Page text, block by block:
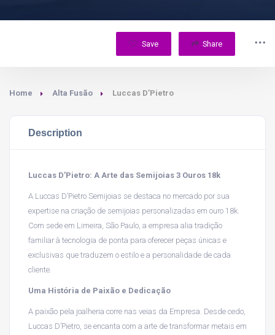
Save Share
Home Alta Fusão Luccas D’Pietro
Description
Luccas D’Pietro: A Arte das Semijoias 3 Ouros 18k
A Luccas D’Pietro Semijoias se destaca no mercado por sua
expertise na criação de semijoias personalizadas em ouro 18k.
Com sede em Limeira, São Paulo, a empresa alia tradição
familiar à tecnologia de ponta para oferecer peças únicas e
exclusivas que traduzem o estilo e a personalidade de cada
cliente.
Uma História de Paixão e Dedicação
A paixão pela joalheria corre nas veias da Empresa. Desde cedo,
Luccas D’Pietro, se encanta com a arte de transformar metais em